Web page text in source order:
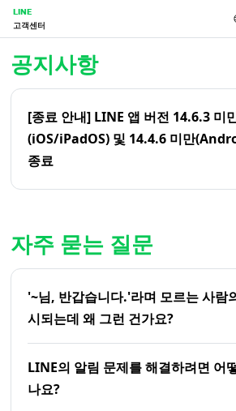
LINE
고객센터
공지사항
[종료 안내] LINE 앱 버전 14.6.3 미
(iOS/iPadOS) 및 14.4.6 미만
종료
자주 묻는 질문
'~님, 반갑습니다.'라며 모르는 사람
시되는데 왜 그런 건가요?
LINE의 알림 문제를 해결하려면 어
나요?